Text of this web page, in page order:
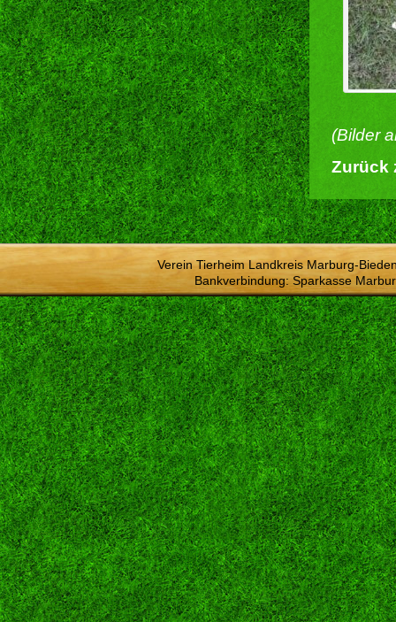
(Bilder
Zurück
Verein Tierheim Landkreis Marburg-
Bankverbindung: Sparkasse